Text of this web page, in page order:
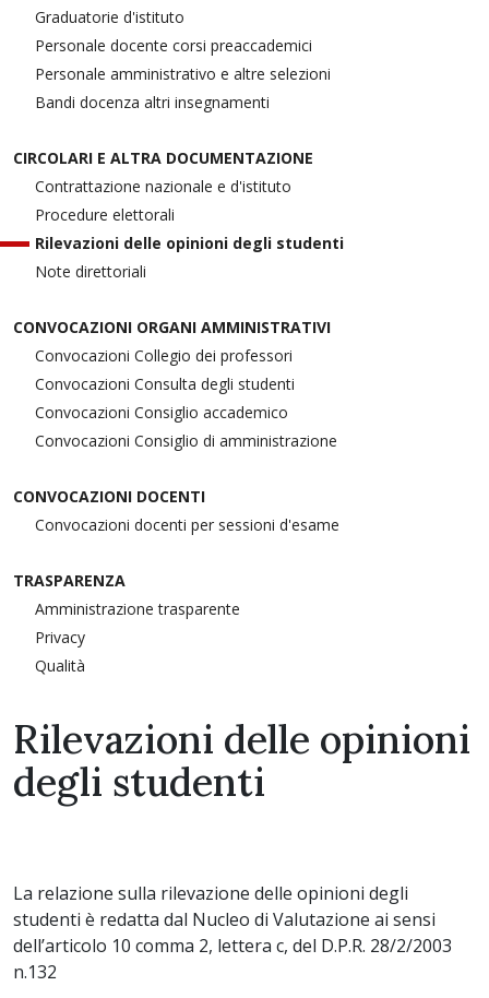
Graduatorie d'istituto
Personale docente corsi preaccademici
Personale amministrativo e altre selezioni
Bandi docenza altri insegnamenti
CIRCOLARI E ALTRA DOCUMENTAZIONE
Contrattazione nazionale e d'istituto
Procedure elettorali
Rilevazioni delle opinioni degli studenti
Note direttoriali
CONVOCAZIONI ORGANI AMMINISTRATIVI
Convocazioni Collegio dei professori
Convocazioni Consulta degli studenti
Convocazioni Consiglio accademico
Convocazioni Consiglio di amministrazione
CONVOCAZIONI DOCENTI
Convocazioni docenti per sessioni d'esame
TRASPARENZA
Amministrazione trasparente
Privacy
Qualità
Rilevazioni delle opinioni
degli studenti
La relazione sulla rilevazione delle opinioni degli
studenti è redatta dal Nucleo di Valutazione ai sensi
dell’articolo 10 comma 2, lettera c, del D.P.R. 28/2/2003
n.132